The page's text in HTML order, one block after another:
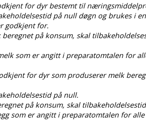
for dyr bestemt til
på null døgn og brukes i
godkjent for.
på konsum, skal
som er angitt i preparatomtalen for
for dyr som produserer melk
på null.
på konsum, skal
som er angitt i preparatomtalen for